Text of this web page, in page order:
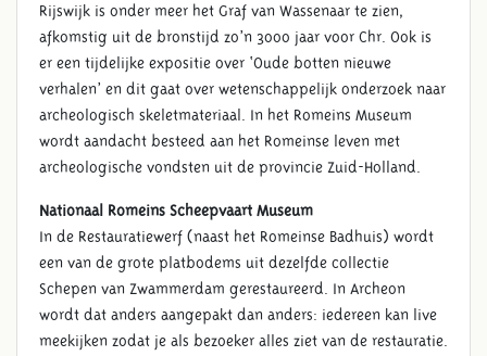
Rijswijk is onder meer het Graf van Wassenaar te zien,
afkomstig uit de bronstijd zo’n 3000 jaar voor Chr. Ook is
er een tijdelijke expositie over ‘Oude botten nieuwe
verhalen’ en dit gaat over wetenschappelijk onderzoek naar
archeologisch skeletmateriaal. In het Romeins Museum
wordt aandacht besteed aan het Romeinse leven met
archeologische vondsten uit de provincie Zuid-Holland.
Nationaal Romeins Scheepvaart Museum
In de Restauratiewerf (naast het Romeinse Badhuis) wordt
een van de grote platbodems uit dezelfde collectie
Schepen van Zwammerdam gerestaureerd. In Archeon
wordt dat anders aangepakt dan anders: iedereen kan live
meekijken zodat je als bezoeker alles ziet van de restauratie.